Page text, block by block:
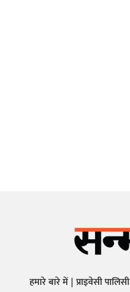
हमारे बारे में प्राइवेसी पालिसी